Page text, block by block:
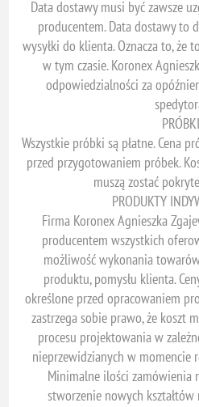
Data dostawy musi być zawsze
producentem. Data dostawy to
wysyłki do klienta. Oznacza to,
w tym czasie. Koronex
odpowiedzialności za
PRÓBKI
Wszystkie próbki są płatne. Cena
przed przygotowaniem próbek.
muszą zostać
PRODUKTY
Firma Koronex Agnieszka
producentem wszystkich
możliwość wykonania
produktu, pomysłu klienta.
określone przed opracowaniem
zastrzega sobie prawo, że koszt
procesu projektowania w
nieprzewidzianych w momencie
Minimalne ilości zamówienia
stworzenie nowych kształtów